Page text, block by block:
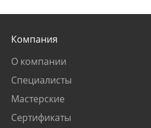
Компания
О компании
Специалисты
Мастерские
Сертификаты